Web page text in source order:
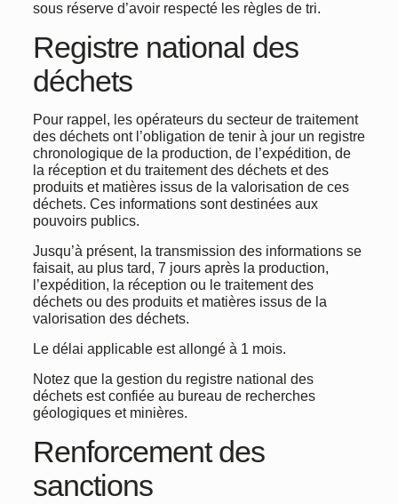
sous réserve d’avoir respecté les règles de tri.
Registre national des
déchets
Pour rappel, les opérateurs du secteur de traitement
des déchets ont l’obligation de tenir à jour un registre
chronologique de la production, de l’expédition, de
la réception et du traitement des déchets et des
produits et matières issus de la valorisation de ces
déchets. Ces informations sont destinées aux
pouvoirs publics.
Jusqu’à présent, la transmission des informations se
faisait, au plus tard, 7 jours après la production,
l’expédition, la réception ou le traitement des
déchets ou des produits et matières issus de la
valorisation des déchets.
Le délai applicable est allongé à 1 mois.
Notez que la gestion du registre national des
déchets est confiée au bureau de recherches
géologiques et minières.
Renforcement des
sanctions